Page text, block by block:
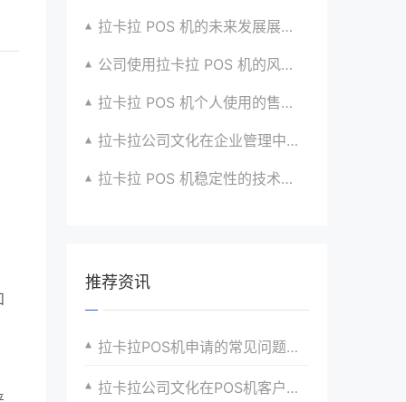
拉卡拉 POS 机的未来发展展望与战略规划
公司使用拉卡拉 POS 机的风险评估与应对
拉卡拉 POS 机个人使用的售后服务优化
拉卡拉公司文化在企业管理中的作用
拉卡拉 POS 机稳定性的技术创新与应用实践
推荐资讯
拉卡拉POS机申请的常见问题及解决
拉卡拉公司文化在POS机客户关系维护中的实践与应用